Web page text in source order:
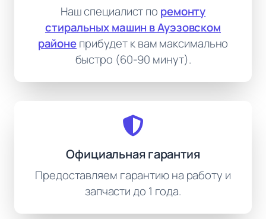
Наш специалист по ремонту
стиральных машин в Ауэзовском
районеприбудет к вам максимально
быстро (60-90 минут).
Официальная гарантия
Предоставляем гарантию на работу и
запчасти до 1 года.